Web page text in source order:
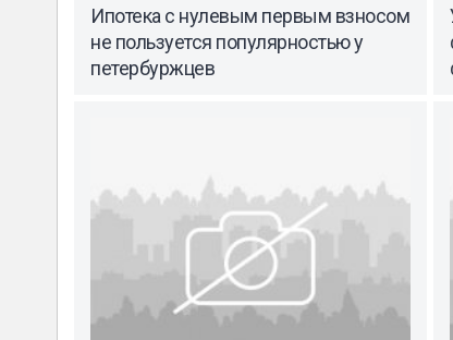
Ипотека с нулевым первым взносом
не пользуется популярностью у
петербуржцев